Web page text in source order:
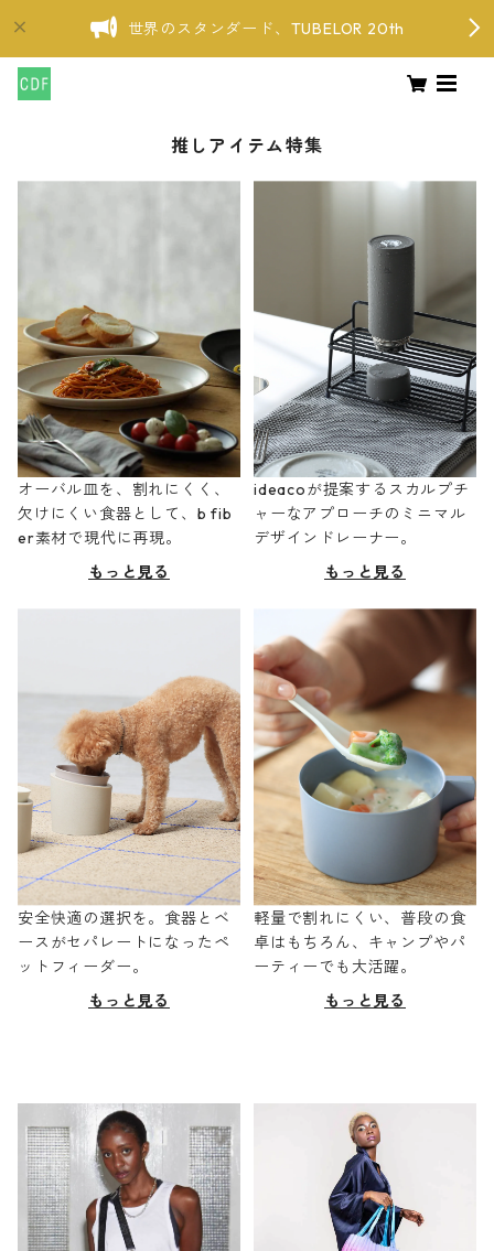
世界のスタンダード、TUBELOR 20th
推しアイテム特集
オーバル皿を、割れにくく、
欠けにくい食器として、b fib
er素材で現代に再現。
もっと見る
ideacoが提案するスカルプチ
ャーなアプローチのミニマル
デザインドレーナー。
もっと見る
安全快適の選択を。食器とベ
ースがセパレートになったペ
ットフィーダー。
もっと見る
軽量で割れにくい、普段の食
卓はもちろん、キャンプやパ
ーティーでも大活躍。
もっと見る